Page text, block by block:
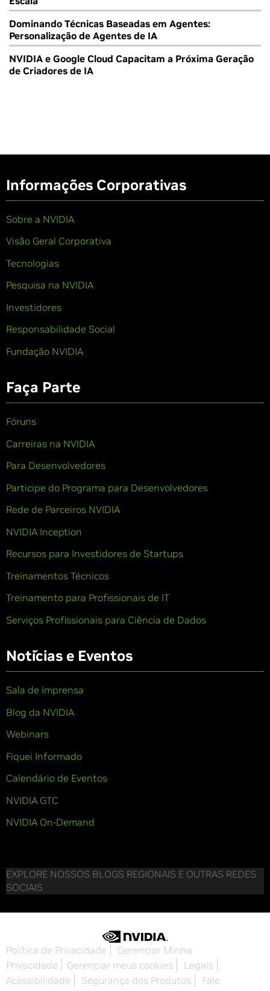
Dominando Técnicas Baseadas em Agentes:
Personalização de Agentes de IA
NVIDIA e Google Cloud Capacitam a Próxima Geração
de Criadores de IA
Informações Corporativas
Sobre a NVIDIA
Visão Geral Corporativa
Tecnologias
Pesquisa na NVIDIA
Investidores
Responsabilidade Social
Fundação NVIDIA
Faça Parte
Fóruns
Carreiras na NVIDIA
Para Desenvolvedores
Participe do Programa para Desenvolvedores
Rede de Parceiros NVIDIA
NVIDIA Inception
Recursos para Investidores de Startups
Treinamentos Técnicos
Treinamento para Profissionais de IT
Serviços Profissionais para Ciência de Dados
Notícias e Eventos
Sala de Imprensa
Blog da NVIDIA
Webinars
Fiquei Informado
Calendário de Eventos
NVIDIA GTC
NVIDIA On-Demand
EXPLORE NOSSOS BLOGS REGIONAIS E OUTRAS REDES
SOCIAIS
Política de Privacidade
Gerenciar Minha
Privacidade
Gerenciar meus cookies
Legais
Acessibilidade
Segurança dos Produtos
Fale